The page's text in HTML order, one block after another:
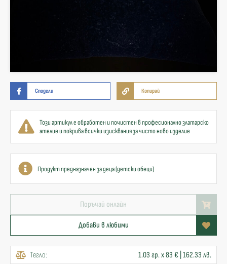
Сподели Копирай
Този артикул е обработен и почистен в професионално златарско
ателие и покрива всички изисквания за чисто ново изделие
Продукт предназначен за деца (детски обеци)
Поръчай онлайн
Добави в любими
Тегло:
1.03 гр. x 83 € | 162.33 лв.